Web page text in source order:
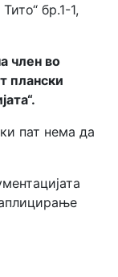
бр.1-1,
член во
плански
пат нема да